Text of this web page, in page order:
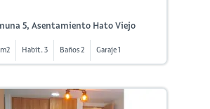
5, Asentamiento Hato Viejo
Habit. 3 Baños 2 Garaje 1